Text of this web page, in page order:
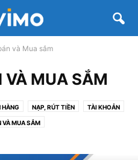
và Mua sắm
VÀ MUA SẮM
HÀNG NẠP, RÚT TIỀN TÀI KHOẢN
VÀ MUA SẮM